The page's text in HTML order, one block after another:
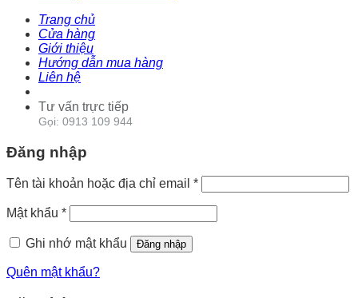
Trang chủ
Cửa hàng
Giới thiệu
Hướng dẫn mua hàng
Liên hệ
Tư vấn trực tiếp
Gọi: 0913 109 944
Đăng nhập
Tên tài khoản hoặc địa chỉ email *
Mật khẩu *
Ghi nhớ mật khẩu Đăng nhập
Quên mật khẩu?